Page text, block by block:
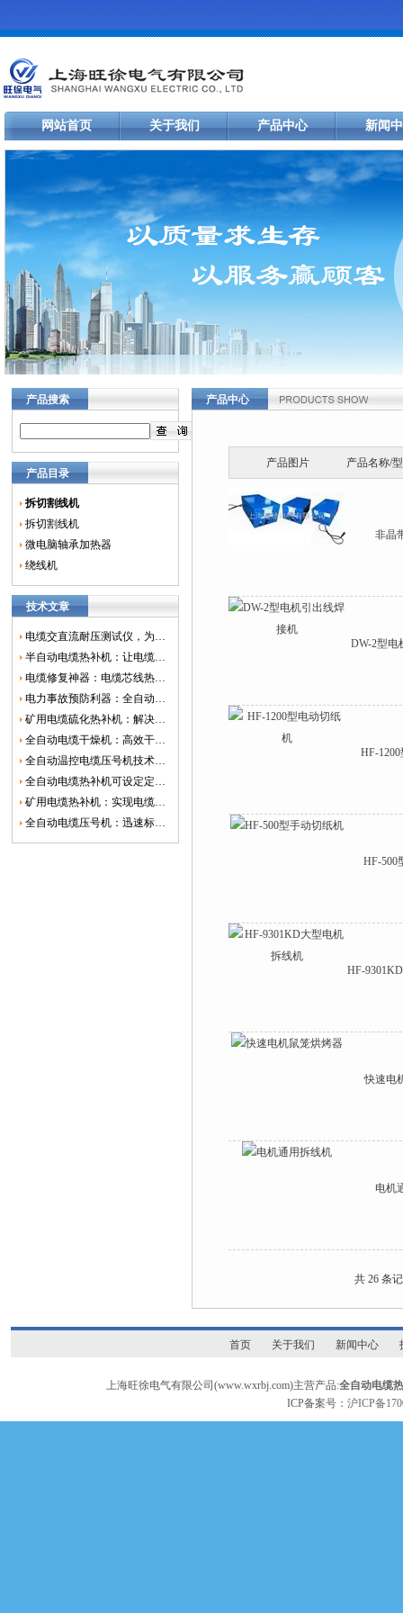
网站首页 关于我们 产品中心 新闻
产品搜索
产品目录
拆切割线机
拆切割线机
微电脑轴承加热器
绕线机
技术文章
电缆交直流耐压测试仪，为电网安全保驾护航
半自动电缆热补机：让电缆修复更简单、更高效！
电缆修复神器：电缆芯线热补机如何保障电网安全？
电力事故预防利器：全自动控温电缆热补机
矿用电缆硫化热补机：解决矿山电缆故障的新选择
全自动电缆干燥机：高效干燥，电缆质量
全自动温控电缆压号机技术革新：数字化标识的新趋势
全自动电缆热补机可设定定时功能，实现自动化热补
矿用电缆热补机：实现电缆故障修复的高效装置
全自动电缆压号机：迅速标识电缆的利器
产品中心
产品图片 产品名称/
非晶
DW-2型电
HF-
HF-500
HF-
快速电
电机
共 26 条
首页 关于我们 新闻中心
上海旺徐电气有限公司(www.wxrbj.com)主营产品:全自动电缆
ICP备案号：沪ICP备